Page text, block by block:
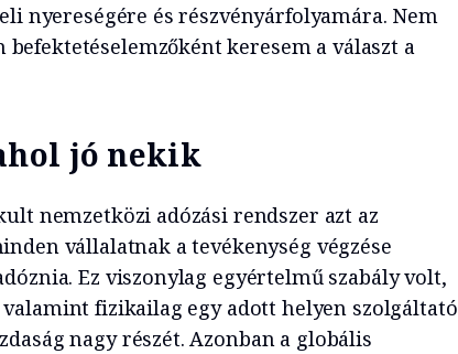
nyereségére és részvényárfolyamára. Nem
keresem a választ a
jó nekik
nemzetközi adózási rendszer azt az
vállalatnak a tevékenység végzése
Ez viszonylag egyértelmű szabály volt,
fizikailag egy adott helyen szolgáltató
nagy részét. Azonban a globális